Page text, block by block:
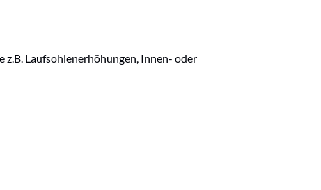
Laufsohlenerhöhungen, Innen- oder